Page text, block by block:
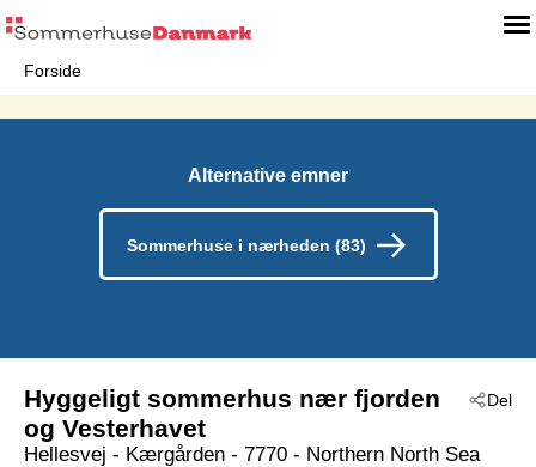
Forside
Alternative emner
Sommerhuse i nærheden (83)
Del
Hyggeligt sommerhus nær fjorden
og Vesterhavet
Hellesvej - Kærgården - 7770 - Northern North Sea